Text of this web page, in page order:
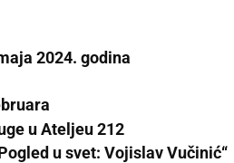
2024. godina
u Ateljeu 212
u svet: Vojislav Vučinić“